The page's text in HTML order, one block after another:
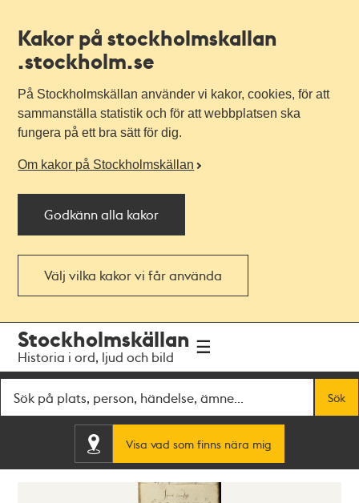
Kakor på stockholmskallan
.stockholm.se
På Stockholmskällan använder vi kakor, cookies, för att
sammanställa statistik och för att webbplatsen ska
fungera på ett bra sätt för dig.
Om kakor på Stockholmskällan
Godkänn alla kakor
Välj vilka kakor vi får använda
navigationen
huvudinnehållet
Stockholmskällan
Historia i ord, ljud och bild
Sök
Visa vad som finns nära mig